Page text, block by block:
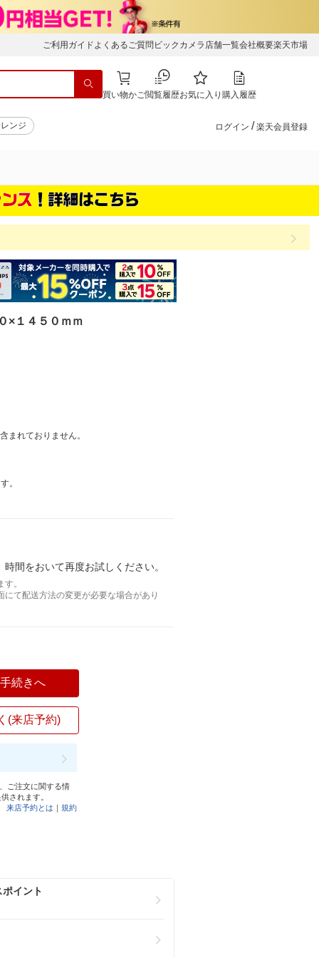
ご利用ガイド よくあるご質問 ビックカメラ店舗一覧会社概要楽天市場
買い物かご閲覧履歴お気に入り 購入履歴
ンジ ログイン / 楽天会員登録
×１４５０ｍｍ
まれておりません。
。
間をおいて再度お試しください。
。
て配送方法の変更が必要な場合があり
続きへ
(来店予約)
ご注文に関する情
されます。
来店予約とは ｜規約
イント